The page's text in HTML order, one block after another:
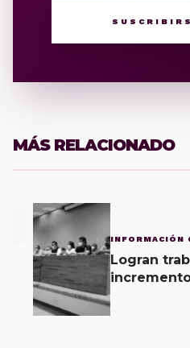
MÁS RELACIONADO
INFORMACIÓN
Logran